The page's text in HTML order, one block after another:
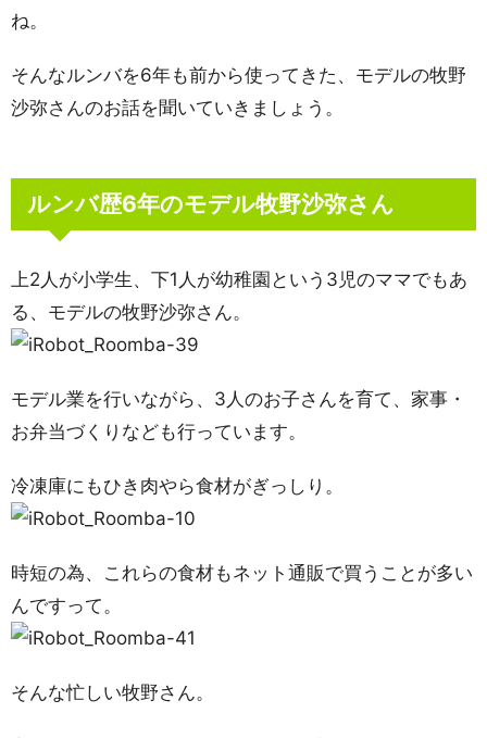
ね。
そんなルンバを6年も前から使ってきた、モデルの牧野
沙弥さんのお話を聞いていきましょう。
ルンバ歴6年のモデル牧野沙弥さん
上2人が小学生、下1人が幼稚園という3児のママでもあ
る、モデルの牧野沙弥さん。
モデル業を行いながら、3人のお子さんを育て、家事・
お弁当づくりなども行っています。
冷凍庫にもひき肉やら食材がぎっしり。
時短の為、これらの食材もネット通販で買うことが多い
んですって。
そんな忙しい牧野さん。